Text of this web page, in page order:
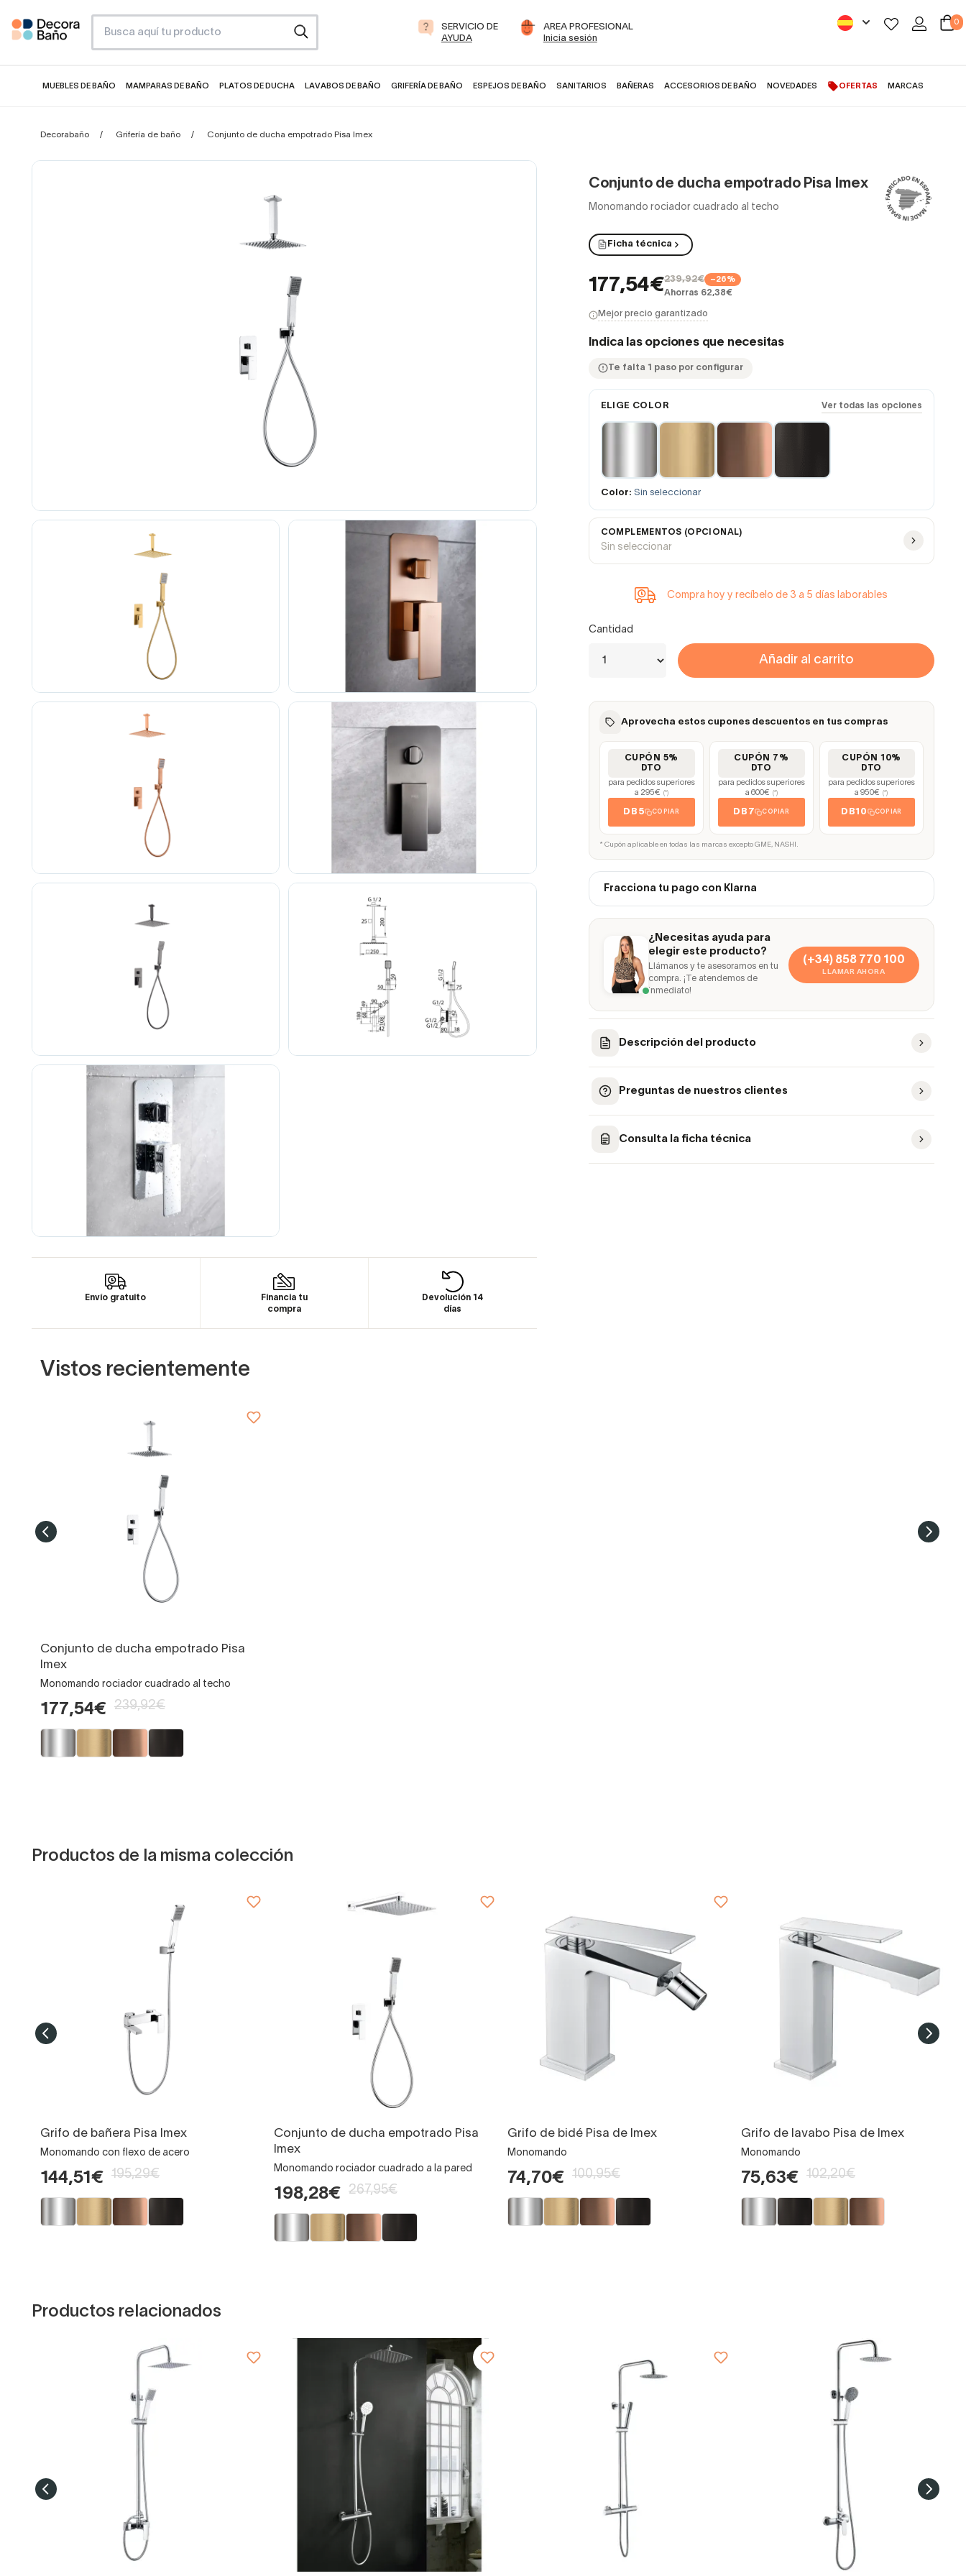
SERVICIO DE
AYUDA
AREA PROFESIONAL
Inicia sesión
0
MUEBLES DE BAÑO MAMPARAS DE BAÑO PLATOS DE DUCHA LAVABOS DE BAÑO GRIFERÍA DE BAÑO ESPEJOS DE BAÑO SANITARIOS BAÑERAS ACCESORIOS DE BAÑO NOVEDADES OFERTAS MARCAS
Decorabaño Grifería de baño Conjunto de ducha empotrado Pisa Imex
Envío gratuito
Financia tu
compra
Devolución 14
días
Conjunto de ducha empotrado Pisa Imex
Monomando rociador cuadrado al techo
Ficha técnica
177,54€239,92€ −26%
Ahorras 62,38€
Mejor precio garantizado
Indica las opciones que necesitas
Te falta 1 paso por configurar
ELIGE COLOR Ver todas las opciones
Color: Sin seleccionar
COMPLEMENTOS (OPCIONAL)
Sin seleccionar
Compra hoy y recíbelo de 3 a 5 días laborables
Cantidad
Añadir al carrito
Aprovecha estos cupones descuentos en tus compras
CUPÓN 5%
DTO
para pedidos superiores
a 295€
(*)
DB5 COPIAR
CUPÓN 7%
DTO
para pedidos superiores
a 600€
(*)
DB7 COPIAR
CUPÓN 10%
DTO
para pedidos superiores
a 950€
(*)
DB10 COPIAR
* Cupón aplicable en todas las marcas excepto GME, NASHI.
Fracciona tu pago con Klarna
¿Necesitas ayuda para
elegir este producto?
Llámanos y te asesoramos en tu
compra. ¡Te atendemos de
inmediato!
(+34) 858 770 100
LLAMAR AHORA
Descripción del producto
Preguntas de nuestros clientes
Consulta la ficha técnica
Vistos recientemente
Conjunto de ducha empotrado Pisa
Imex
Monomando rociador cuadrado al techo
177,54€ 239,92€
Productos de la misma colección
Grifo de bañera Pisa Imex
Monomando con flexo de acero
144,51€ 195,29€
Conjunto de ducha empotrado Pisa
Imex
Monomando rociador cuadrado a la pared
198,28€ 267,95€
Grifo de bidé Pisa de Imex
Monomando
74,70€ 100,95€
Grifo de lavabo Pisa de Imex
Monomando
75,63€ 102,20€
Productos relacionados